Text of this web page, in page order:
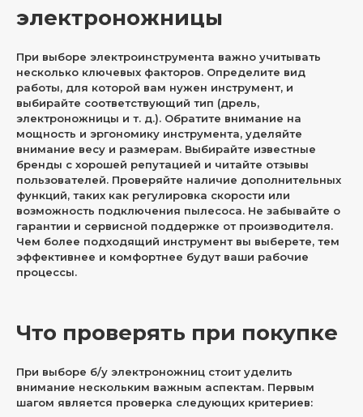
электроножницы
При выборе электроинструмента важно учитывать
несколько ключевых факторов. Определите вид
работы, для которой вам нужен инструмент, и
выбирайте соответствующий тип (дрель,
электроножницы и т. д.). Обратите внимание на
мощность и эргономику инструмента, уделяйте
внимание весу и размерам. Выбирайте известные
бренды с хорошей репутацией и читайте отзывы
пользователей. Проверяйте наличие дополнительных
функций, таких как регулировка скорости или
возможность подключения пылесоса. Не забывайте о
гарантии и сервисной поддержке от производителя.
Чем более подходящий инструмент вы выберете, тем
эффективнее и комфортнее будут ваши рабочие
процессы.
Что проверять при покупке
При выборе б/у электроножниц стоит уделить
внимание нескольким важным аспектам. Первым
шагом является проверка следующих критериев: